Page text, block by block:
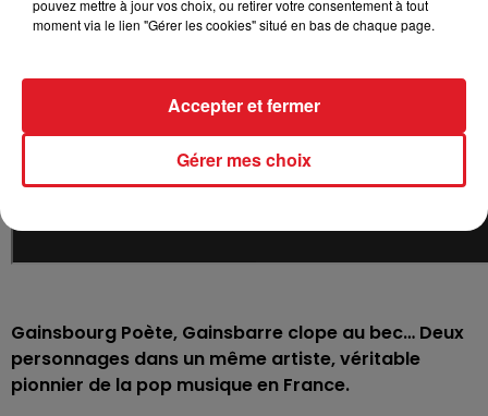
Gainsbourg Poète, Gainsbarre clope au bec… Deux
personnages dans un même artiste, véritable
pionnier de la pop musique en France.
pouvez mettre à jour vos choix, ou retirer votre consentement à tout
moment via le lien "Gérer les cookies" situé en bas de chaque page.
Gérer mes choix
Accepter et fermer